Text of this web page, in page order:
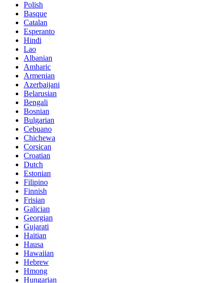
Polish
Basque
Catalan
Esperanto
Hindi
Lao
Albanian
Amharic
Armenian
Azerbaijani
Belarusian
Bengali
Bosnian
Bulgarian
Cebuano
Chichewa
Corsican
Croatian
Dutch
Estonian
Filipino
Finnish
Frisian
Galician
Georgian
Gujarati
Haitian
Hausa
Hawaiian
Hebrew
Hmong
Hungarian